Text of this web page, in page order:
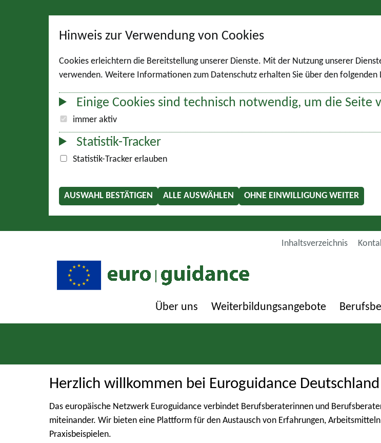
Hinweis zur Verwendung von Cookies
Cookies erleichtern die Bereitstellung unserer Dienste. Mit der Nutzung unserer
verwenden. Weitere Informationen zum Datenschutz erhalten Sie über den folgenden
Einige Cookies sind technisch notwendig, um die Seite
immer aktiv
Statistik-Tracker
Statistik-Tracker erlauben
AUSWAHL BESTÄTIGEN ALLE AUSWÄHLEN OHNE EINWILLIGUNG WEITER
Inhaltsverzeichnis
Über uns Weiterbildungsangebote
Herzlich willkommen bei Euroguidance Deutschland
Das europäische Netzwerk Euroguidance verbindet Berufsberaterinnen und
miteinander. Wir bieten eine Plattform für den Austausch von Erfahrungen,
Praxisbeispielen.